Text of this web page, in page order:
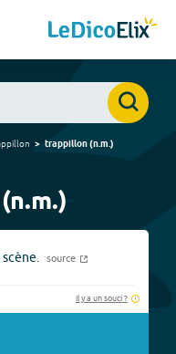
trappillon(n.m.)
source
Il y a un souci ?